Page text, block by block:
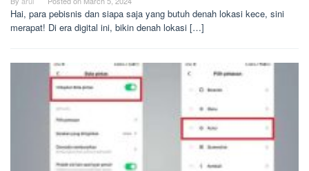
Hai, para pebisnis dan siapa saja yang butuh denah lokasi kece, sini
merapat! Di era digital ini, bikin denah lokasi […]